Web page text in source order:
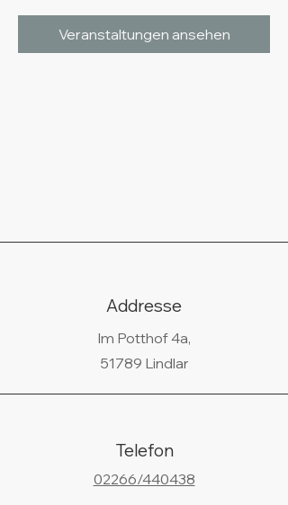
Veranstaltungen ansehen
Addresse
Im Potthof 4a,
51789 Lindlar
Telefon
02266/440438